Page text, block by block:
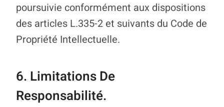
poursuivie conformément aux dispositions
des articles L.335-2 et suivants du Code de
Propriété Intellectuelle.
6. Limitations De
Responsabilité.